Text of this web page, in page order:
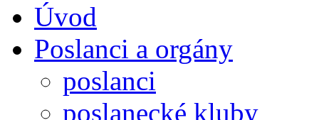
Úvod
Poslanci a orgány
poslanci
poslanecké kluby